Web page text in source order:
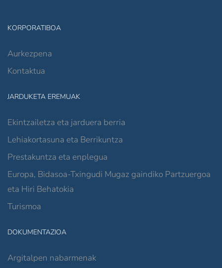
KORPORATIBOA
Aurkezpena
Kontaktua
JARDUKETA EREMUAK
Ekintzailetza eta jarduera berria
Lehiakortasuna eta Berrikuntza
Prestakuntza eta enplegua
Europa, Bidasoa-Txingudi Mugaz gaindiko Partzuergoa
eta Hiri Behatokia
Turismoa
DOKUMENTAZIOA
Argitalpen nabarmenak